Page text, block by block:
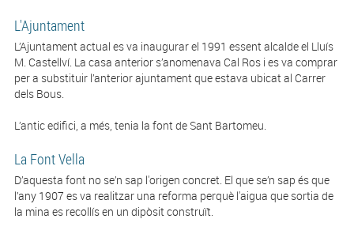
L'Ajuntament
L’Ajuntament actual es va inaugurar el 1991 essent alcalde el Lluís
M. Castellví. La casa anterior s’anomenava Cal Ros i es va comprar
per a substituir l’anterior ajuntament que estava ubicat al Carrer
dels Bous.
L’antic edifici, a més, tenia la font de Sant Bartomeu.
La Font Vella
D’aquesta font no se’n sap l'origen concret. El que se’n sap és que
l’any 1907 es va realitzar una reforma perquè l'aigua que sortia de
la mina es recollís en un dipòsit construït.